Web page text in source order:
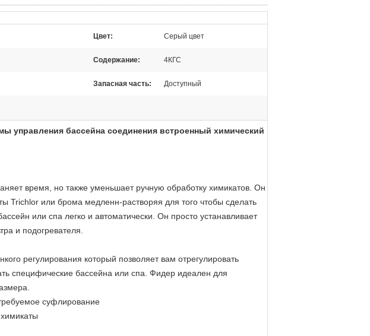
Цвет: Серый цвет
Содержание: 4КГС
Запасная часть: Доступный
управления бассейна соединения встроенный химический
время, но также уменьшает ручную обработку химикатов. Он
Trichlor или брома медленн-растворяя для того чтобы сделать
или спа легко и автоматически. Он просто устанавливает
и подогревателя.
регулирования который позволяет вам отрегулировать
специфические бассейна или спа. Фидер идеален для
суфлирование